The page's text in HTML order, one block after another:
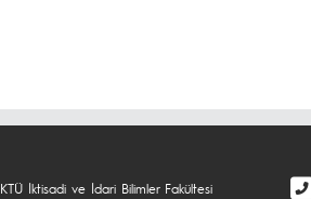
KTÜ İktisadi ve İdari Bilimler Fakültesi